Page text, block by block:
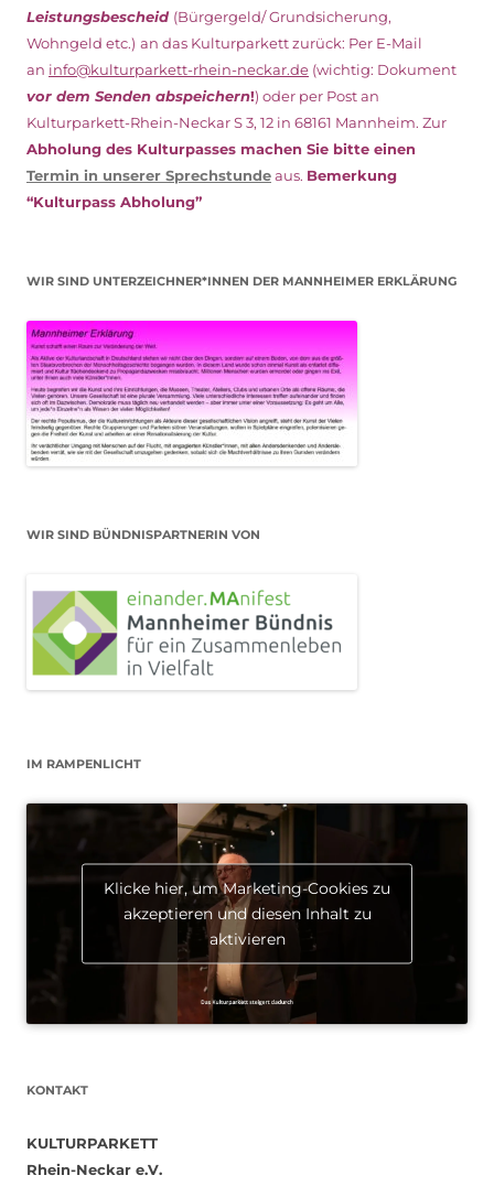
Leistungsbescheid (Bürgergeld/ Grundsicherung,
Wohngeld etc.) an das Kulturparkett zurück: Per E-Mail
an info@kulturparkett-rhein-neckar.de (wichtig: Dokument
vor dem Senden abspeichern!) oder per Post an
Kulturparkett-Rhein-Neckar S 3, 12 in 68161 Mannheim. Zur
Abholung des Kulturpasses machen Sie bitte einen
Termin in unserer Sprechstundeaus. Bemerkung
“Kulturpass Abholung”
WIR SIND UNTERZEICHNER*INNEN DER MANNHEIMER ERKLÄRUNG
WIR SIND BÜNDNISPARTNERIN VON
IM RAMPENLICHT
Klicke hier, um Marketing-Cookies zu
akzeptieren und diesen Inhalt zu
aktivieren
KONTAKT
KULTURPARKETT
Rhein-Neckar e.V.